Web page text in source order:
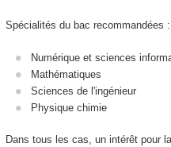
Spécialités du bac recommandées :
Numérique et sciences
Mathématiques
Sciences de l'ingénieur
Physique chimie
Dans tous les cas, un intérêt pour